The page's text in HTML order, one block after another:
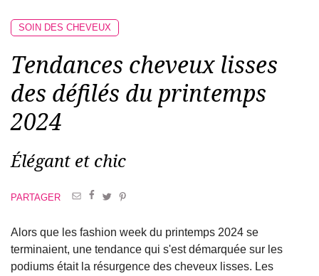
Tendances cheveux lisses
des défilés du printemps
2024
Élégant et chic
SOIN DES CHEVEUX
PARTAGER
Alors que les fashion week du printemps 2024 se
terminaient, une tendance qui s'est démarquée sur les
podiums était la résurgence des cheveux lisses. Les